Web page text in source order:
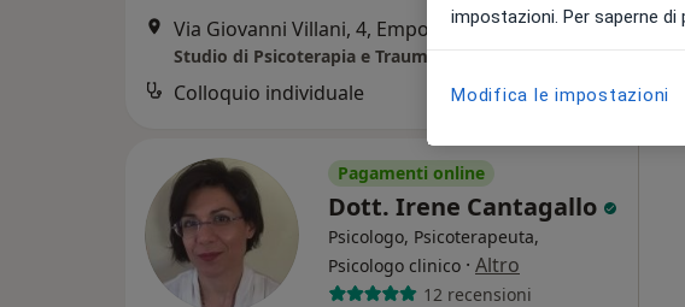
Via Giovanni Villani, 4, Empoli Mappa
Studio di Psicoterapia e Traumatologia
Colloquio individuale 61 €
Pagamenti online
Dott. Irene Cantagallo
Psicologo, Psicoterapeuta,
Psicologo clinico · Altro
12 recensioni
impostazioni. Per saperne
Modifica le impostazioni